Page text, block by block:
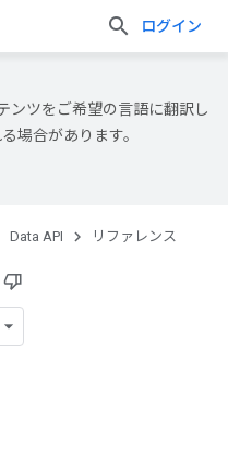
ログイン
ンツをご希望の言語に翻訳し
場合があります。
Data API リファレンス